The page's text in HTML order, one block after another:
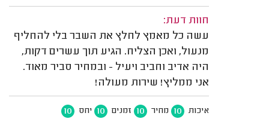
חוות דעת:
עשה כל מאמץ לחלץ את השבר בלי להחליף
מנעול, ואכן הצליח. הגיע תוך עשרים דקות,
היה אדיב וחביב ויעיל - ובמחיר סביר מאוד.
אני ממליץ! שירות מעולה!
איכות 10 מחיר 10 זמנים 10 יחס 10